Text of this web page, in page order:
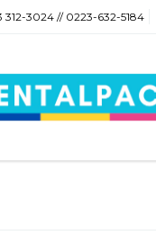
312-3024 // 0223-632-5184